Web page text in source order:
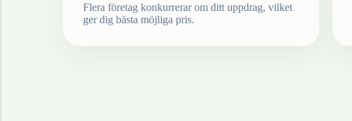
Flera företag konkurrerar om ditt uppdrag, vilket
ger dig bästa möjliga pris.